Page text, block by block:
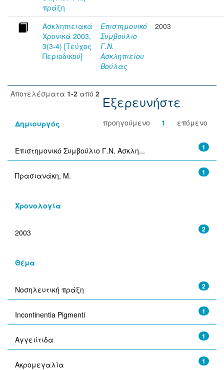
πράξη
Ασκληπιειακά
Χρονικά 2003,
3(3-4) [Τεύχος
Περιοδικού]
Επιστημονικό
Συμβούλιο
Γ.Ν.
Ασκληπιείου
Βούλας
2003
Αποτελέσματα 1-2 από 2
προηγούμενο 1 επόμενο
Εξερευνήστε
Δημιουργός
1
Επιστημονικό Συμβούλιο Γ.Ν. Ασκλη...
1
Πρασιανάκη, Μ.
Χρονολογία
2
2003
Θέμα
2
Νοσηλευτική πράξη
1
Incontinentia Pigmenti
1
Αγγειίτιδα
1
Ακρομεγαλία